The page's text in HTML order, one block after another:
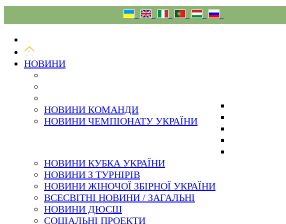
НОВИНИ
НОВИНИ КОМАНДИ
НОВИНИ ЧЕМПІОНАТУ УКРАЇНИ
НОВИНИ КУБКА УКРАЇНИ
НОВИНИ З ТУРНІРІВ
НОВИНИ ЖІНОЧОЇ ЗБІРНОЇ УКРАЇНИ
ВСЕСВІТНІ НОВИНИ / ЗАГАЛЬНІ
НОВИНИ ДЮСШ
СОЦІАЛЬНІ ПРОЕКТИ